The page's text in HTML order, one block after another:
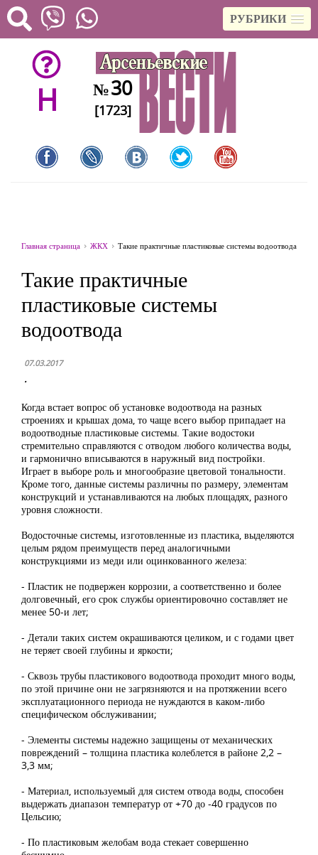
РУБРИКИ
H №30
[1723]
Главная страница ЖКХ Такие практичные пластиковые системы водоотвода
Такие практичные
пластиковые системы
водоотвода
07.03.2017
.
Когда встает вопрос об установке водоотвода на разных
строениях и крышах дома, то чаще всего выбор припадает на
водоотводные пластиковые системы. Такие водостоки
стремительно справляются с отводом любого количества воды,
и гармонично вписываются в наружный вид постройки.
Играет в выборе роль и многообразие цветовой тональности.
Кроме того, данные системы различны по размеру, элементам
конструкций и устанавливаются на любых площадях, разного
уровня сложности.
Водосточные системы, изготовленные из пластика, выделяются
целым рядом преимуществ перед аналогичными
конструкциями из меди или оцинкованного железа:
- Пластик не подвержен коррозии, а соответственно и более
долговечный, его срок службы ориентировочно составляет не
менее 50-и лет;
- Детали таких систем окрашиваются целиком, и с годами цвет
не теряет своей глубины и яркости;
- Сквозь трубы пластикового водоотвода проходит много воды,
по этой причине они не загрязняются и на протяжении всего
эксплуатационного периода не нуждаются в каком-либо
специфическом обслуживании;
- Элементы системы надежно защищены от механических
повреждений – толщина пластика колеблется в районе 2,2 –
3,3 мм;
- Материал, используемый для систем отвода воды, способен
выдержать диапазон температур от +70 до -40 градусов по
Цельсию;
- По пластиковым желобам вода стекает совершенно